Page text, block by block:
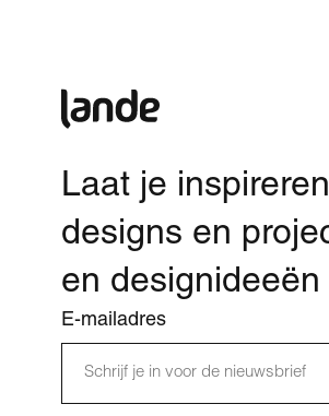
Laat je
designs en
en
E-mailadres